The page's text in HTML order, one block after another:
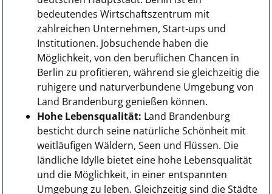
bedeutendes Wirtschaftszentrum mit
zahlreichen Unternehmen, Start-ups und
Institutionen. Jobsuchende haben die
Möglichkeit, von den beruflichen Chancen in
Berlin zu profitieren, während sie gleichzeitig die
ruhigere und naturverbundene Umgebung von
Land Brandenburg genießen können.
Hohe Lebensqualität: Land Brandenburg
besticht durch seine natürliche Schönheit mit
weitläufigen Wäldern, Seen und Flüssen. Die
ländliche Idylle bietet eine hohe Lebensqualität
und die Möglichkeit, in einer entspannten
Umgebung zu leben. Gleichzeitig sind die Städte